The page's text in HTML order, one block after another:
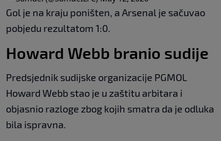
Gol je na kraju poništen, a Arsenal je sačuvao
pobjedu rezultatom 1:0.
Howard Webb branio sudije
Predsjednik sudijske organizacije PGMOL
Howard Webb stao je u zaštitu arbitara i
objasnio razloge zbog kojih smatra da je odluka
bila ispravna.